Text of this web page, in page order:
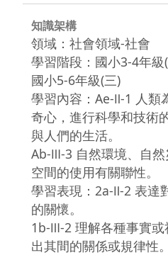
知識架構
領域：社會領域-社會
學習階段：國小3-4年級
國小5-6年級(三)
學習內容：Ae-Ⅱ-1 人類
奇心，進行科學和技術
與人們的生活。
Ab-Ⅲ-3 自然環境、自
空間的使用有關聯性。
學習表現：2a-Ⅱ-2 表達
的關懷。
1b-Ⅲ-2 理解各種事實
出其間的關係或規律性。